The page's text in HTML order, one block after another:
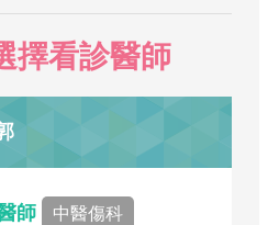
擇看診醫師
師 中醫傷科